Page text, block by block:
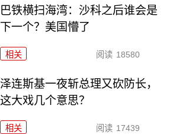
巴铁横扫海湾：沙科之后谁会是
下一个？美国懵了
相关 阅读 18580
泽连斯基一夜斩总理又砍防长，
这大戏几个意思？
相关 阅读 17439